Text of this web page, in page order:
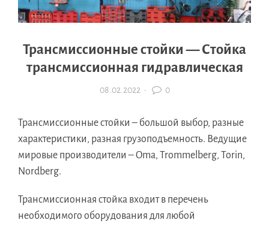
Трансмиссионные стойки — Стойка
трансмиссионная гидравлическая
08.02.2022· 0
Трансмиссионные стойки – большой выбор, разные
характеристики, разная грузоподъемность. Ведущие
мировые производители – Oma, Trommelberg, Torin,
Nordberg.
Трансмиссионная стойка входит в перечень
необходимого оборудования для любой